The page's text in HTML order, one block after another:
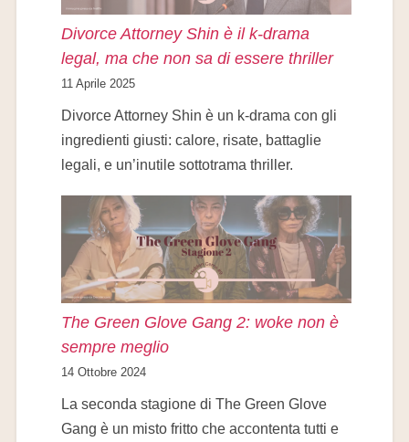
Divorce Attorney Shin è il k-drama
legal, ma che non sa di essere thriller
11 Aprile 2025
Divorce Attorney Shin è un k-drama con gli
ingredienti giusti: calore, risate, battaglie
legali, e un’inutile sottotrama thriller.
The Green Glove Gang 2: woke non è
sempre meglio
14 Ottobre 2024
La seconda stagione di The Green Glove
Gang è un misto fritto che accontenta tutti e